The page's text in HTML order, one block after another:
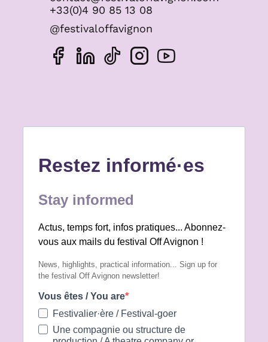
+33(0)4 90 85 13 08
@festivaloffavignon